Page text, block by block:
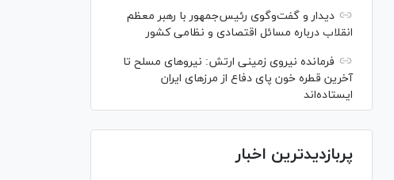
دیدار و گفت‌‌وگوی رئیس‌جمهور با رهبر معظم
انقلاب درباره مسائل اقتصادی و نظامی کشور
فرمانده نیروی زمینی ارتش: نیرو‌های مسلح تا
آخرین قطره خون پای دفاع از مرز‌های ایران
ایستاده‌اند
پربازدیدترین اخبار